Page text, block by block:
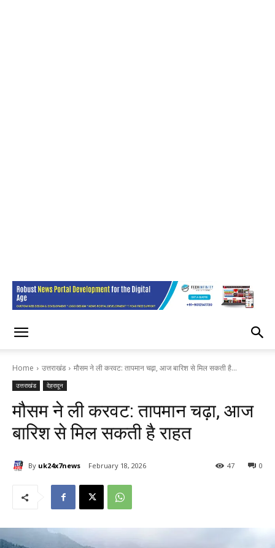
Home उत्तराखंड मौसम ने ली करवट: तापमान चढ़ा, आज बारिश से मिल सकती है...
उत्तराखंड देहरादून
मौसम ने ली करवट: तापमान चढ़ा, आज
बारिश से मिल सकती है राहत
By uk24x7news February 18, 2026 0
47